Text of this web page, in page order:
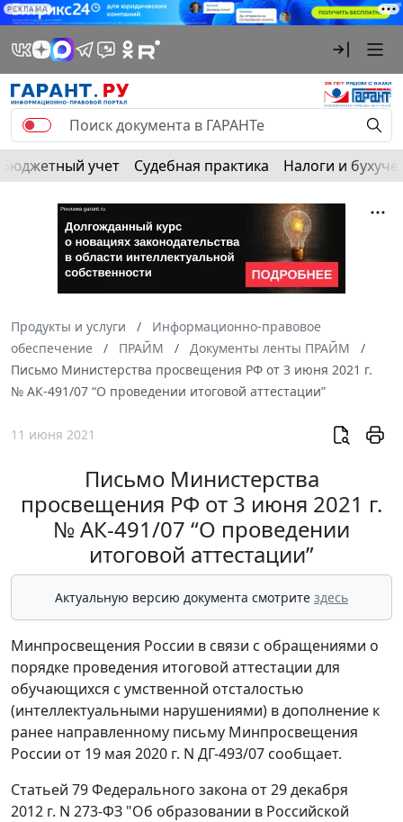
РЕКЛАМА
Бюджетный учет Судебная практика Налоги и
Продукты и услуги
Информационно-правовое
обеспечение
ПРАЙМ
Документы ленты ПРАЙМ
Письмо Министерства просвещения РФ от 3 июня 2021 г.
№ АК-491/07 “О проведении итоговой аттестации”
11 июня 2021
Письмо Министерства
просвещения РФ от 3 июня 2021 г.
№ АК-491/07 “О проведении
итоговой аттестации”
Актуальную версию документа смотрите здесь
Минпросвещения России в связи с обращениями о
порядке проведения итоговой аттестации для
обучающихся с умственной отсталостью
(интеллектуальными нарушениями) в дополнение к
ранее направленному письму Минпросвещения
России от 19 мая 2020 г. N ДГ-493/07 сообщает.
Статьей 79 Федерального закона от 29 декабря
2012 г. N 273-ФЗ "Об образовании в Российской